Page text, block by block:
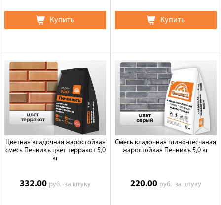
Купить Купить
Цветная кладочная жаростойкая
смесь Печникъ цвет терракот 5,0
кг
332.00 руб.за штуку
Смесь кладочная глино-песчаная
жаростойкая Печникъ 5,0 кг
220.00 руб. за штуку